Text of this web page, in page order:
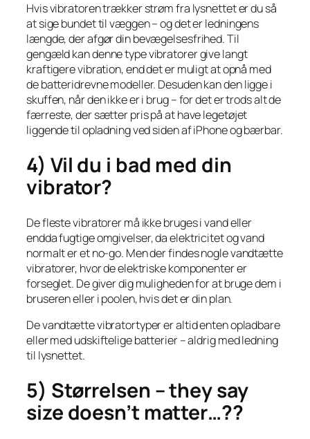
Hvis vibratoren trækker strøm fra lysnettet er du så
at sige bundet til væggen – og det er ledningens
længde, der afgør din bevægelsesfrihed. Til
gengæld kan denne type vibratorer give langt
kraftigere vibration, end det er muligt at opnå med
de batteridrevne modeller. Desuden kan den ligge i
skuffen, når den ikke er i brug – for det er trods alt de
færreste, der sætter pris på at have legetøjet
liggende til opladning ved siden af iPhone og bærbar.
4) Vil du i bad med din
vibrator?
De fleste vibratorer må ikke bruges i vand eller
endda fugtige omgivelser, da elektricitet og vand
normalt er et no-go. Men der findes nogle vandtætte
vibratorer, hvor de elektriske komponenter er
forseglet. De giver dig muligheden for at bruge dem i
bruseren eller i poolen, hvis det er din plan.
De vandtætte vibratortyper er altid enten opladbare
eller med udskiftelige batterier – aldrig med ledning
til lysnettet.
5) Størrelsen – they say
size doesn’t matter…??